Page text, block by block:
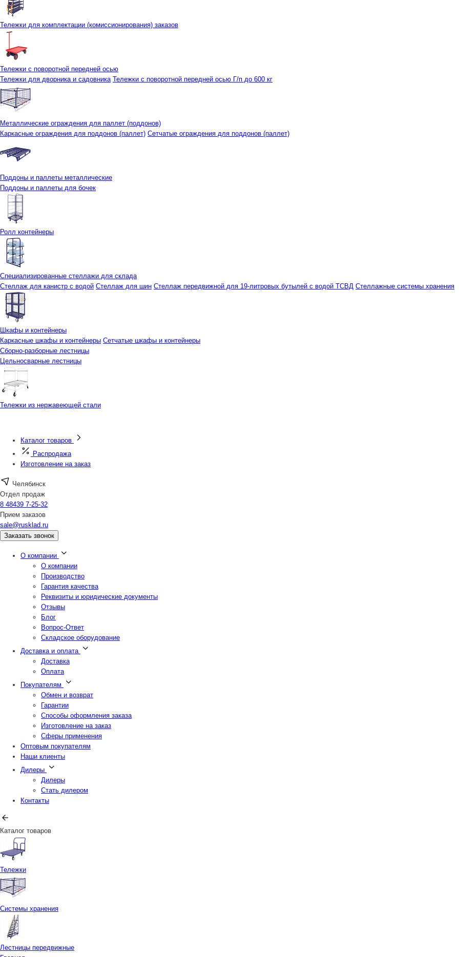
Тележки для комплектации (комиссионирования) заказов
Тележки с поворотной передней осью
Тележки для дворника и садовника Тележки с поворотной передней осью Г/п до 600 кг
Металлические ограждения для паллет (поддонов)
Каркасные ограждения для поддонов (паллет) Сетчатые ограждения для поддонов (паллет)
Поддоны и паллеты металлические
Поддоны и паллеты для бочек
Ролл контейнеры
Специализированные стеллажи для склада
Стеллаж для канистр с водой Стеллаж для шин Стеллаж передвижной для 19-литровых бутылей с водой ТСВД Стеллажные системы хранения
Шкафы и контейнеры
Каркасные шкафы и контейнеры Сетчатые шкафы и контейнеры
Сборно-разборные лестницы
Цельносварные лестницы
Тележки из нержавеющей стали
Каталог товаров
Распродажа
Изготовление на заказ
Челябинск
Отдел продаж
8 48439 7-25-32
Прием заказов
sale@rusklad.ru
Заказать звонок
О компании
О компании
Производство
Гарантия качества
Реквизиты и юридические документы
Отзывы
Блог
Вопрос-Ответ
Складское оборудование
Доставка и оплата
Доставка
Оплата
Покупателям
Обмен и возврат
Гарантии
Способы оформления заказа
Изготовление на заказ
Сферы применения
Оптовым покупателям
Наши клиенты
Дилеры
Дилеры
Стать дилером
Контакты
Каталог товаров
Тележки
Системы хранения
Лестницы передвижные